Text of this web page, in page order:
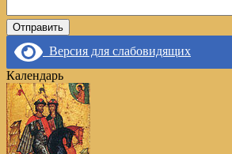
Версия для слабовидящих
Календарь